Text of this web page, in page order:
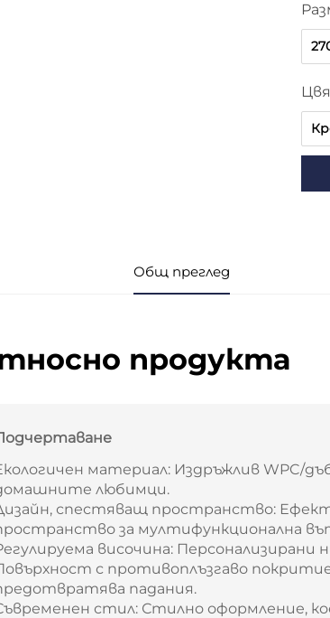
Общ преглед
продукта
материал: Издръжлив WPC/
любимци.
спестяващ пространство:
за мултифункционална
височина: Персонализирани
с противоплъзгаво
падания.
стил: Стилно оформление,